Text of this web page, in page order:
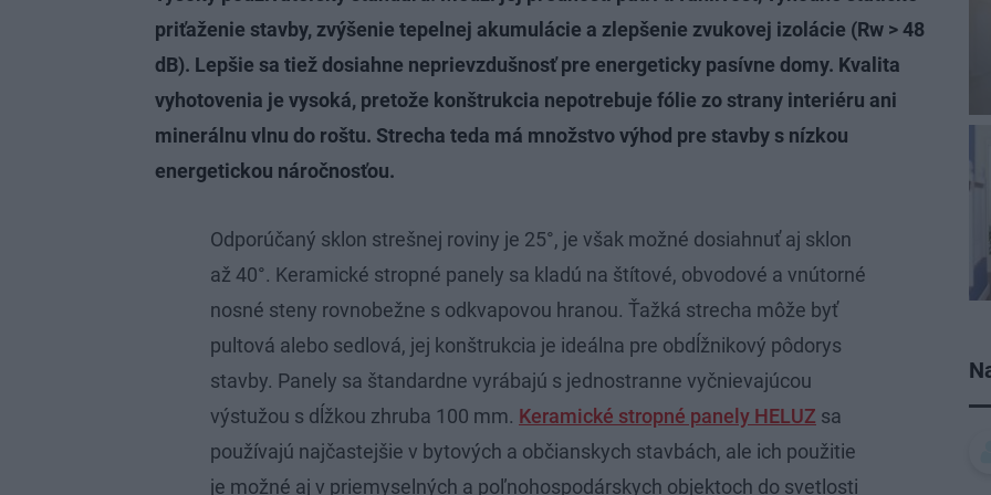
priťaženie stavby, zvýšenie tepelnej akumulácie a zlepšenie zvukovej izolácie (Rw > 48
dB). Lepšie sa tiež dosiahne neprievzdušnosť pre energeticky pasívne domy. Kvalita
vyhotovenia je vysoká, pretože konštrukcia nepotrebuje fólie zo strany interiéru ani
minerálnu vlnu do roštu. Strecha teda má množstvo výhod pre stavby s nízkou
energetickou náročnosťou.
Odporúčaný sklon strešnej roviny je 25°, je však možné dosiahnuť aj sklon
až 40°. Keramické stropné panely sa kladú na štítové, obvodové a vnútorné
nosné steny rovnobežne s odkvapovou hranou. Ťažká strecha môže byť
pultová alebo sedlová, jej konštrukcia je ideálna pre obdĺžnikový pôdorys
stavby. Panely sa štandardne vyrábajú s jednostranne vyčnievajúcou
výstužou s dĺžkou zhruba 100 mm. Keramické stropné panely HELUZ sa
používajú najčastejšie v bytových a občianskych stavbách, ale ich použitie
je možné aj v priemyselných a poľnohospodárskych objektoch do svetlosti